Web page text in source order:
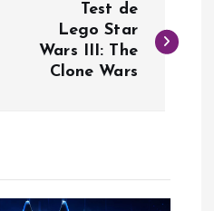
Test de
Lego Star
Wars III: The
Clone Wars